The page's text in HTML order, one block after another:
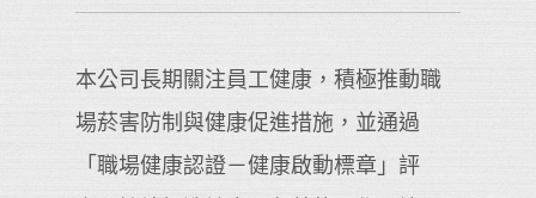
本公司長期關注員工健康，積極推動職
場菸害防制與健康促進措施，並通過
「職場健康認證－健康啟動標章」評